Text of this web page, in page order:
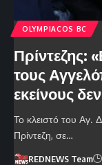
OLYMPIACOS BC
Πρίντεζης:
τους
εκείνους
Το κλειστό του Αγ.
Πρίντεζη, σε…
REDNEWS Team